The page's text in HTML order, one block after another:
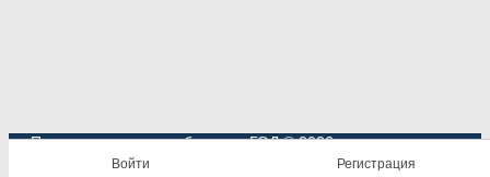
Психологическое сообщество ГОД© 2026
Войти Регистрация